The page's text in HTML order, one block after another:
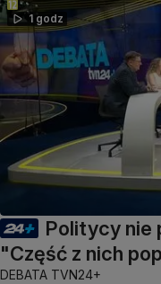
1 godz
Politycy nie
"Część z nich
DEBATA TVN24+